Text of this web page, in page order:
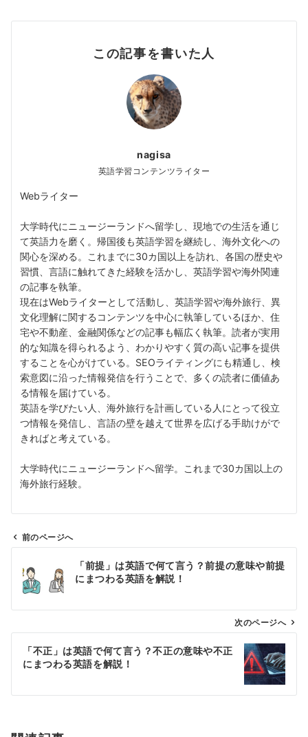
この記事を書いた人
nagisa
英語学習コンテンツライター
Webライター
大学時代にニュージーランドへ留学し、現地での生活を通じ
て英語力を磨く。帰国後も英語学習を継続し、海外文化への
関心を深める。これまでに30カ国以上を訪れ、各国の歴史や
習慣、言語に触れてきた経験を活かし、英語学習や海外関連
の記事を執筆。
現在はWebライターとして活動し、英語学習や海外旅行、異
文化理解に関するコンテンツを中心に執筆しているほか、住
宅や不動産、金融関係などの記事も幅広く執筆。読者が実用
的な知識を得られるよう、わかりやすく質の高い記事を提供
することを心がけている。SEOライティングにも精通し、検
索意図に沿った情報発信を行うことで、多くの読者に価値あ
る情報を届けている。
英語を学びたい人、海外旅行を計画している人にとって役立
つ情報を発信し、言語の壁を越えて世界を広げる手助けがで
きればと考えている。
大学時代にニュージーランドへ留学。これまで30カ国以上の
海外旅行経験。
ビ
ン
前のページへ
「前提」は英語で何て言う？前提の意味や前提
にまつわる英語を解説！
次のページへ
「不正」は英語で何て言う？不正の意味や不正
にまつわる英語を解説！